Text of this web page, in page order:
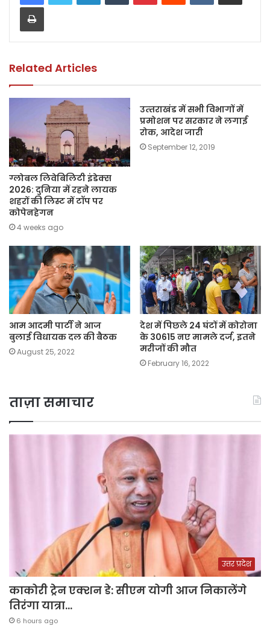
b
o
k
p n
Print
Related Articles
ग्लोबल लिवेबिलिटी इंडेक्स
2026: दुनिया में रहने लायक
शहरों की लिस्ट में टॉप पर
कोपेनहेगन
4 weeks ago
उत्‍तराखंड में सभी विभागों में
प्रमोशन पर सरकार ने लगाई
रोक, आदेश जारी
September 12, 2019
आम आदमी पार्टी ने आज
बुलाई विधायक दल की बैठक
August 25, 2022
देश में पिछले 24 घंटों में कोरोना
के 30615 नए मामले दर्ज, इतने
मरीजों की मौत
February 16, 2022
ताज़ा समाचार
उत्तर प्रदेश
काकोरी ट्रेन एक्शन डे: सीएम योगी आज निकालेंगे
तिरंगा यात्रा…
6 hours ago